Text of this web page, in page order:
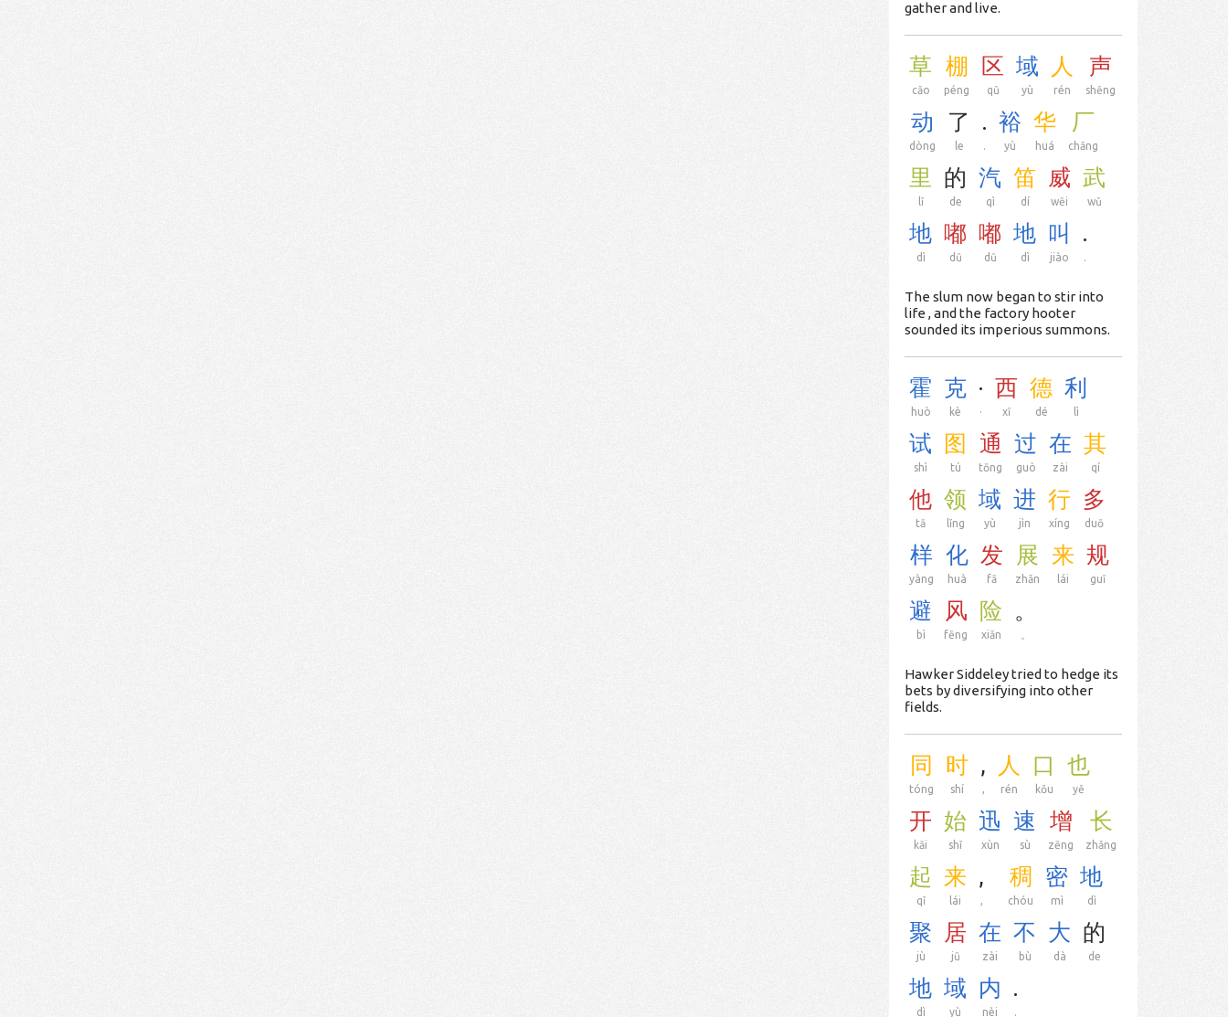
gather and live.
草
cǎo
棚
péng
区
qū
域
yù
人
rén
声
shēng
动
dòng
了
le
.
.
裕
yù
华
huá
厂
chǎng
里
lǐ
的
de
汽
qì
笛
dí
威
wēi
武
wǔ
地
dì
嘟
dū
嘟
dū
地
dì
叫
jiào
.
.
The slum now began to stir into
life , and the factory hooter
sounded its imperious summons.
霍
huò
克
kè
·
·
西
xī
德
dé
利
lì
试
shì
图
tú
通
tōng
过
guò
在
zài
其
qí
他
tā
领
lǐng
域
yù
进
jìn
行
xíng
多
duō
样
yàng
化
huà
发
fā
展
zhǎn
来
lái
规
guī
避
bì
风
fēng
险
xiǎn
。
Hawker Siddeley tried to hedge its
bets by diversifying into other
fields.
同
tóng
时
shí
,
,
人
rén
口
kǒu
也
yě
开
kāi
始
shǐ
迅
xùn
速
sù
增
zēng
长
zhǎng
起
qǐ
来
lái
,
,
稠
chóu
密
mì
地
dì
聚
jù
居
jū
在
zài
不
bù
大
dà
的
de
地
dì
域
yù
内
nèi
.
.